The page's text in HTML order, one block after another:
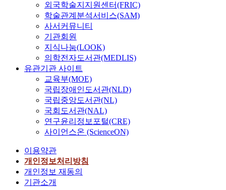
외국학술지지원센터(FRIC)
학술관계분석서비스(SAM)
사서커뮤니티
기관회원
지식나눔(LOOK)
의학전자도서관(MEDLIS)
유관기관 사이트
교육부(MOE)
국립장애인도서관(NLD)
국립중앙도서관(NL)
국회도서관(NAL)
연구윤리정보포털(CRE)
사이언스온 (ScienceON)
이용약관
개인정보처리방침
개인정보 재동의
기관소개